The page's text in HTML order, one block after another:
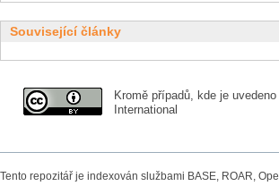
Související články
Kromě případů, kde je
International
Tento repozitář je indexován službami BASE, ROAR,